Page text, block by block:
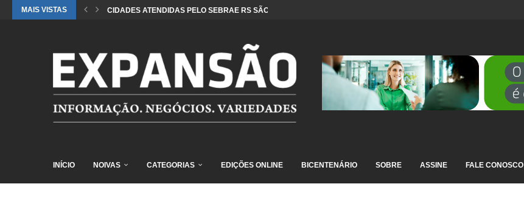
MAIS VISTAS CIDADES ATENDIDAS PELO SEBRAE RS SÃO DESTAQUE EM RANKING NACIONAL...
INÍCIO NOIVAS CATEGORIAS EDIÇÕES ONLINE BICENTENÁRIO SOBRE ASSINE FALE CONOSCO